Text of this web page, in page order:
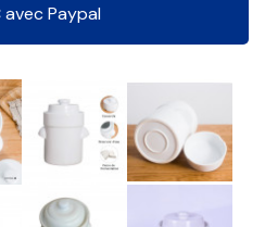
Paypal